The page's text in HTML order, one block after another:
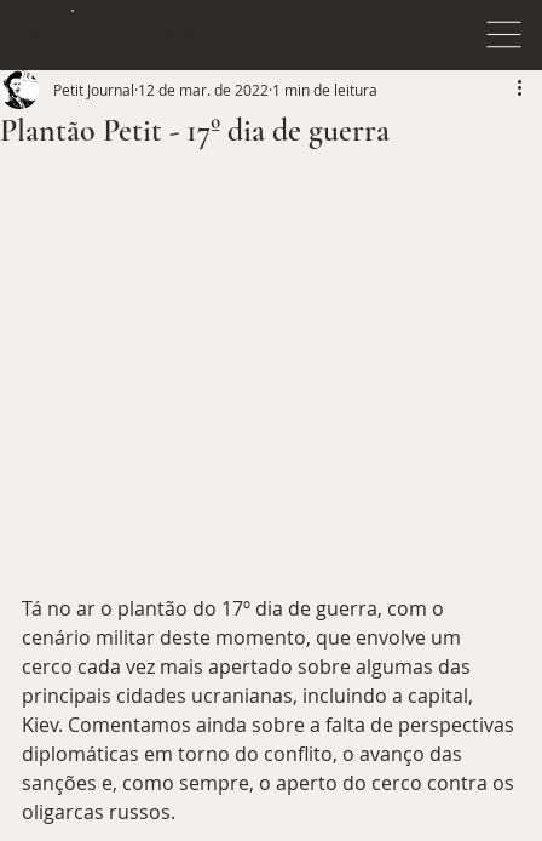
Plantão Petit - 17º dia de guerra
Petit Journal 12 de mar. de 2022 1 min de leitura
Tá no ar o plantão do 17º dia de guerra, com o
cenário militar deste momento, que envolve um
cerco cada vez mais apertado sobre algumas das
principais cidades ucranianas, incluindo a capital,
Kiev. Comentamos ainda sobre a falta de perspectivas
diplomáticas em torno do conflito, o avanço das
sanções e, como sempre, o aperto do cerco contra os
oligarcas russos.